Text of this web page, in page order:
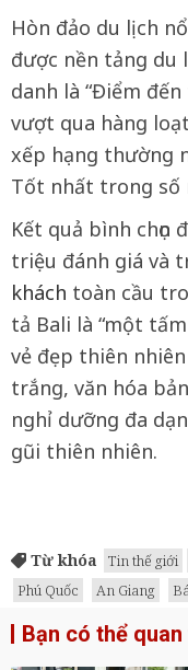
Hòn đảo du lịch
được nền tảng du
danh là “Điểm
vượt qua hàng
xếp hạng thường
Tốt nhất trong số
Kết quả bình
triệu đánh giá và
khách toàn cầu
tả Bali là “một
vẻ đẹp thiên
trắng, văn hóa
nghỉ dưỡng đa
gũi thiên nhiên.
Từ khóa Tin thế giới
Phú Quốc
An Giang
Bạn có thể quan